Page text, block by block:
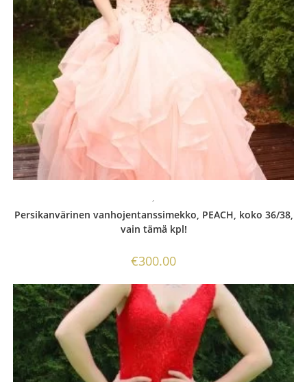
,
Persikanvärinen vanhojentanssimekko, PEACH, koko 36/38,
vain tämä kpl!
€300.00